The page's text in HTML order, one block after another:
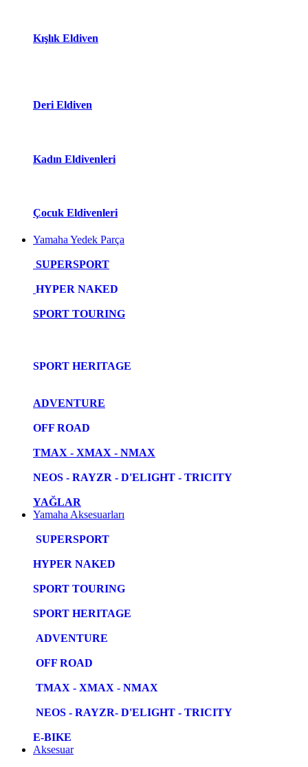
Kışlık Eldiven
Deri Eldiven
Kadın Eldivenleri
Çocuk Eldivenleri
Yamaha Yedek Parça
SUPERSPORT
HYPER NAKED
SPORT TOURING
SPORT HERITAGE
ADVENTURE
OFF ROAD
TMAX - XMAX - NMAX
NEOS - RAYZR - D'ELIGHT - TRICITY
YAĞLAR
Yamaha Aksesuarları
SUPERSPORT
HYPER NAKED
SPORT TOURING
SPORT HERITAGE
ADVENTURE
OFF ROAD
TMAX - XMAX - NMAX
NEOS - RAYZR- D'ELIGHT - TRICITY
E-BIKE
Aksesuar